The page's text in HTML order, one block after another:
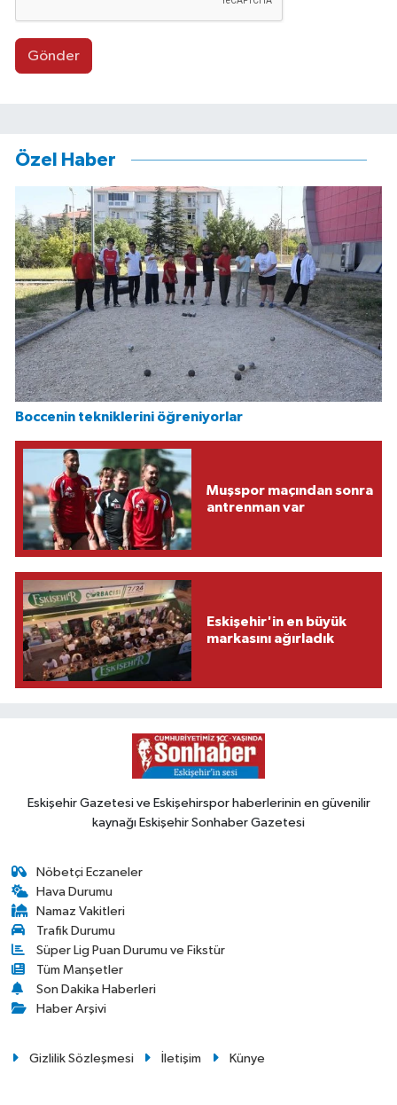
Gönder
Özel Haber
Boccenin tekniklerini öğreniyorlar
Muşspor maçından sonra
antrenman var
Eskişehir'in en büyük
markasını ağırladık
Eskişehir Gazetesi ve Eskişehirspor haberlerinin en güvenilir
kaynağı Eskişehir Sonhaber Gazetesi
Nöbetçi Eczaneler
Hava Durumu
Namaz Vakitleri
Trafik Durumu
Süper Lig Puan Durumu ve Fikstür
Tüm Manşetler
Son Dakika Haberleri
Haber Arşivi
Gizlilik Sözleşmesi İletişim Künye